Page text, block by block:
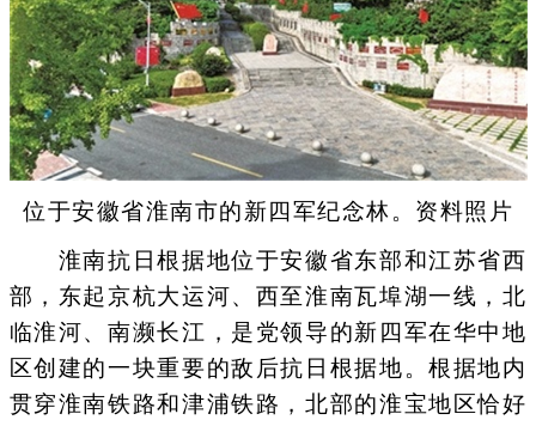
位于安徽省淮南市的新四军纪念林。资料照片
淮南抗日根据地位于安徽省东部和江苏省西
部，东起京杭大运河、西至淮南瓦埠湖一线，北
临淮河、南濒长江，是党领导的新四军在华中地
区创建的一块重要的敌后抗日根据地。根据地内
贯穿淮南铁路和津浦铁路，北部的淮宝地区恰好